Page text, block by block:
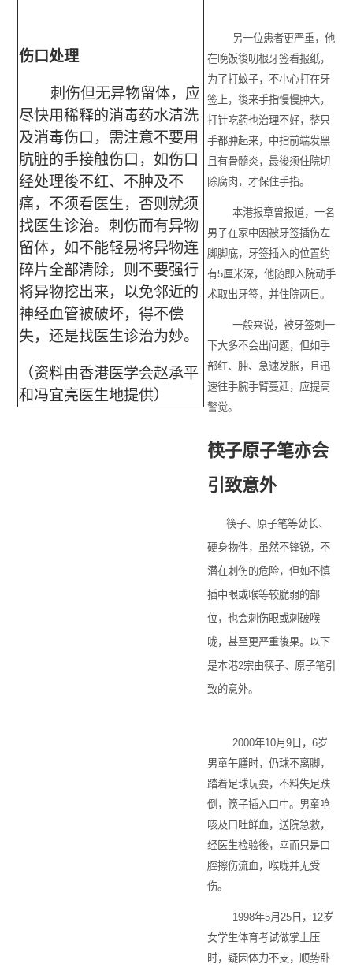
伤口处理
刺伤但无异物留体，应
尽快用稀释的消毒药水清洗
及消毒伤口，需注意不要用
肮脏的手接触伤口，如伤口
经处理後不红、不肿及不
痛，不须看医生，否则就须
找医生诊治。刺伤而有异物
留体，如不能轻易将异物连
碎片全部清除，则不要强行
将异物挖出来，以免邻近的
神经血管被破坏，得不偿
失，还是找医生诊治为妙。
（资料由香港医学会赵承平
和冯宜亮医生地提供）
另一位患者更严重，他
在晚饭後叨根牙签看报纸，
为了打蚊子，不小心打在牙
签上，後来手指慢慢肿大，
打针吃药也治理不好，整只
手都肿起来，中指前端发黑
且有骨髓炎，最後须住院切
除腐肉，才保住手指。
本港报章曾报道，一名
男子在家中因被牙签插伤左
脚脚底，牙签插入的位置约
有5厘米深，他随即入院动手
术取出牙签，并住院两日。
一般来说，被牙签刺一
下大多不会出问题，但如手
部红、肿、急速发胀，且迅
速往手腕手臂蔓延，应提高
警觉。
筷子原子笔亦会
引致意外
筷子、原子笔等幼长、
硬身物件，虽然不锋锐，不
潜在刺伤的危险，但如不慎
插中眼或喉等较脆弱的部
位，也会刺伤眼或刺破喉
咙，甚至更严重後果。以下
是本港2宗由筷子、原子笔引
致的意外。
2000年10月9日，6岁
男童午膳时，仍球不离脚，
踏着足球玩耍，不料失足跌
倒，筷子插入口中。男童呛
咳及口吐鲜血，送院急救，
经医生检验後，幸而只是口
腔擦伤流血，喉咙并无受
伤。
1998年5月25日，12岁
女学生体育考试做掌上压
时，疑因体力不支，顺势卧